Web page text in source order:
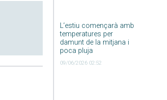
L’estiu començarà amb
temperatures per
damunt de la mitjana i
poca pluja
09/06/2026 02:52